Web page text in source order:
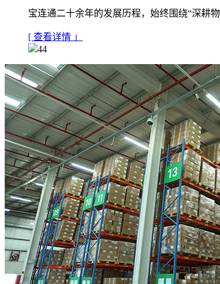
宝连通二十余年的发展历程，始终围绕“深耕
[ 查看详情 」
44